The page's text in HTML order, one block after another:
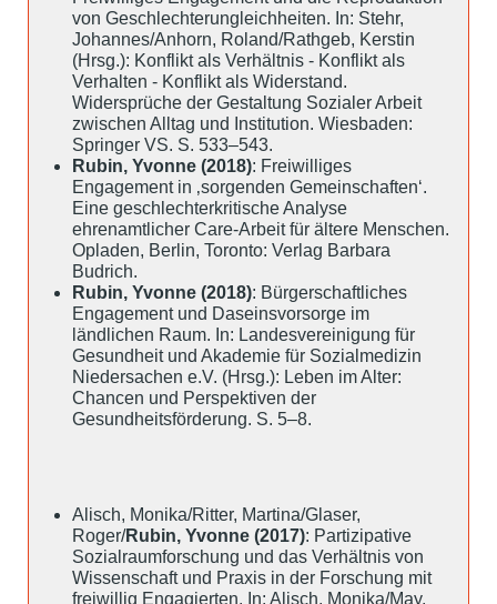
von Geschlechterungleichheiten. In: Stehr,
Johannes/Anhorn, Roland/Rathgeb, Kerstin
(Hrsg.): Konflikt als Verhältnis - Konflikt als
Verhalten - Konflikt als Widerstand.
Widersprüche der Gestaltung Sozialer Arbeit
zwischen Alltag und Institution. Wiesbaden:
Springer VS. S. 533–543.
Rubin, Yvonne (2018): Freiwilliges
Engagement in ‚sorgenden Gemeinschaften‘.
Eine geschlechterkritische Analyse
ehrenamtlicher Care-Arbeit für ältere Menschen.
Opladen, Berlin, Toronto: Verlag Barbara
Budrich.
Rubin, Yvonne (2018): Bürgerschaftliches
Engagement und Daseinsvorsorge im
ländlichen Raum. In: Landesvereinigung für
Gesundheit und Akademie für Sozialmedizin
Niedersachen e.V. (Hrsg.): Leben im Alter:
Chancen und Perspektiven der
Gesundheitsförderung. S. 5–8.
Alisch, Monika/Ritter, Martina/Glaser,
Roger/Rubin, Yvonne (2017): Partizipative
Sozialraumforschung und das Verhältnis von
Wissenschaft und Praxis in der Forschung mit
freiwillig Engagierten. In: Alisch, Monika/May,